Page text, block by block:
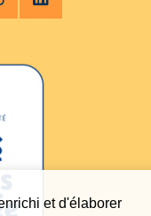
et d'élaborer